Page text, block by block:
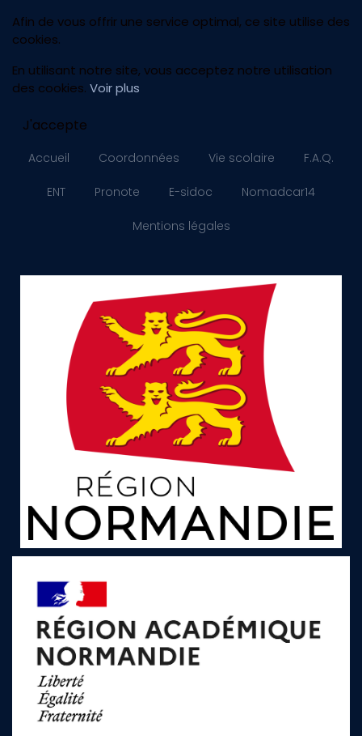
Afin de vous offrir une service optimal, ce site utilise des
cookies.
En utilisant notre site, vous acceptez notre utilisation
des cookies. Voir plus
J'accepte
Accueil Coordonnées Vie scolaire F.A.Q.
ENT Pronote E-sidoc Nomadcar14
Mentions légales